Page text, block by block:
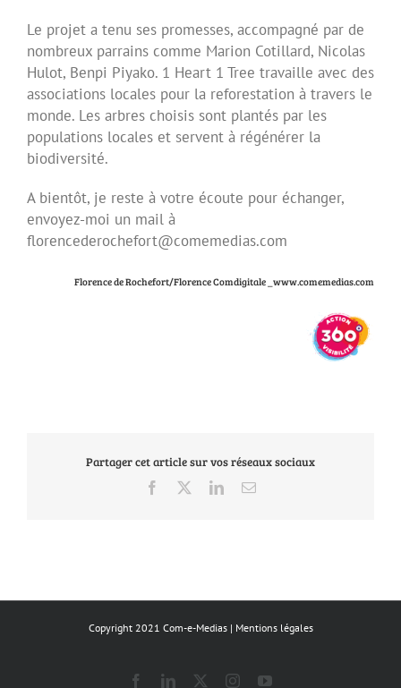
Le projet a tenu ses promesses, accompagné par de
nombreux parrains comme Marion Cotillard, Nicolas
Hulot, Benpi Piyako. 1 Heart 1 Tree travaille avec des
associations locales pour la reforestation à travers le
monde. Les arbres choisis sont plantés par les
populations locales et servent à régénérer la
biodiversité.
A bientôt, je reste à votre écoute pour échanger,
envoyez-moi un mail à
florencederochefort@comemedias.com
Florence de Rochefort/Florence Comdigitale _www.comemedias.com
Partager cet article sur vos réseaux sociaux
Facebook LinkedInEmail
Copyright 2021 Com-e-Medias | Mentions légales
FacebookLinkedIn InstagramYouTube